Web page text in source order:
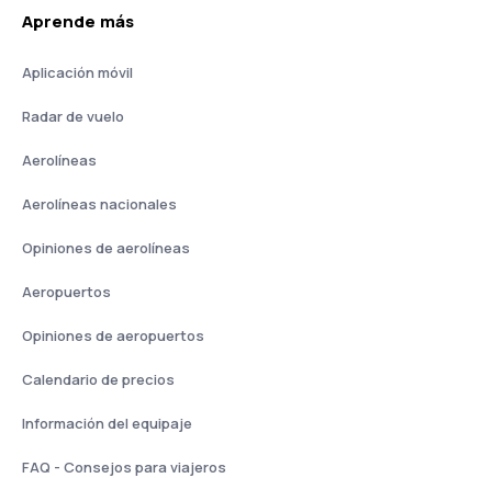
Aprende más
Aplicación móvil
Radar de vuelo
Aerolíneas
Aerolíneas nacionales
Opiniones de aerolíneas
Aeropuertos
Opiniones de aeropuertos
Calendario de precios
Información del equipaje
FAQ - Consejos para viajeros